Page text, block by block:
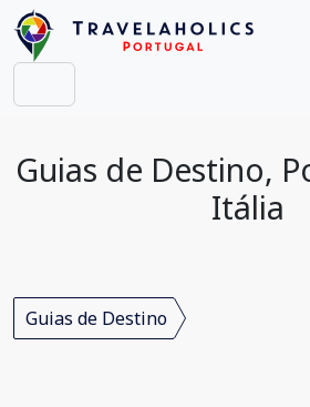
Guias de Destino,
Itália
Guias de Destino